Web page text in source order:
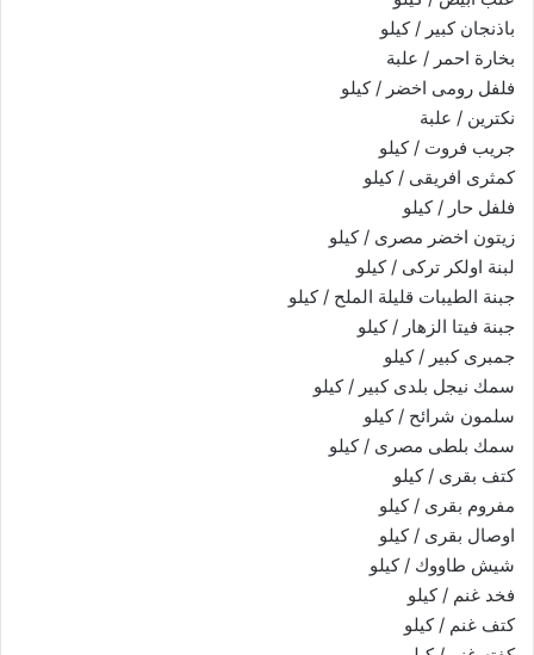
باذنجان كبير / كيلو
بخارة احمر / علبة
فلفل رومى اخضر / كيلو
نكترين / علبة
جريب فروت / كيلو
كمثرى افريقى / كيلو
فلفل حار / كيلو
زيتون اخضر مصرى / كيلو
لبنة اولكر تركى / كيلو
جبنة الطيبات قليلة الملح / كيلو
جبنة فيتا الزهار / كيلو
جمبرى كبير / كيلو
سمك نيجل بلدى كبير / كيلو
سلمون شرائح / كيلو
سمك بلطى مصرى / كيلو
كتف بقرى / كيلو
مفروم بقرى / كيلو
اوصال بقرى / كيلو
شيش طاووك / كيلو
فخد غنم / كيلو
كتف غنم / كيلو